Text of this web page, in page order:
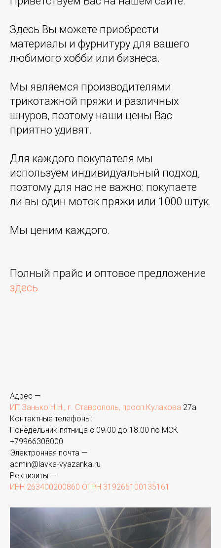
Здесь Вы можете приобрести
материалы и фурнитуру для вашего
любимого хобби или бизнеса.
Мы являемся производителями
трикотажной пряжи и различных
шнуров, поэтому наши цены Вас
приятно удивят.
Для каждого покупателя мы
используем индивидуальный подход,
поэтому для нас не важно: покупаете
ли вы один моток пряжи или 1000 штук.
Мы ценим каждого.
Полный прайс и оптовое предложение
здесь
Адрес —
ИП Занько Н.Н., г. Ставрополь, просп.Кулакова 27а
Контактные телефоны:
Понедельник-пятница с 09.00 до 18.00 по МСК
+79966308000
Электронная почта —
admin@lavka-vyazanka.ru
Реквизиты —
ИНН 263400200860 ОГРН 319265100135161